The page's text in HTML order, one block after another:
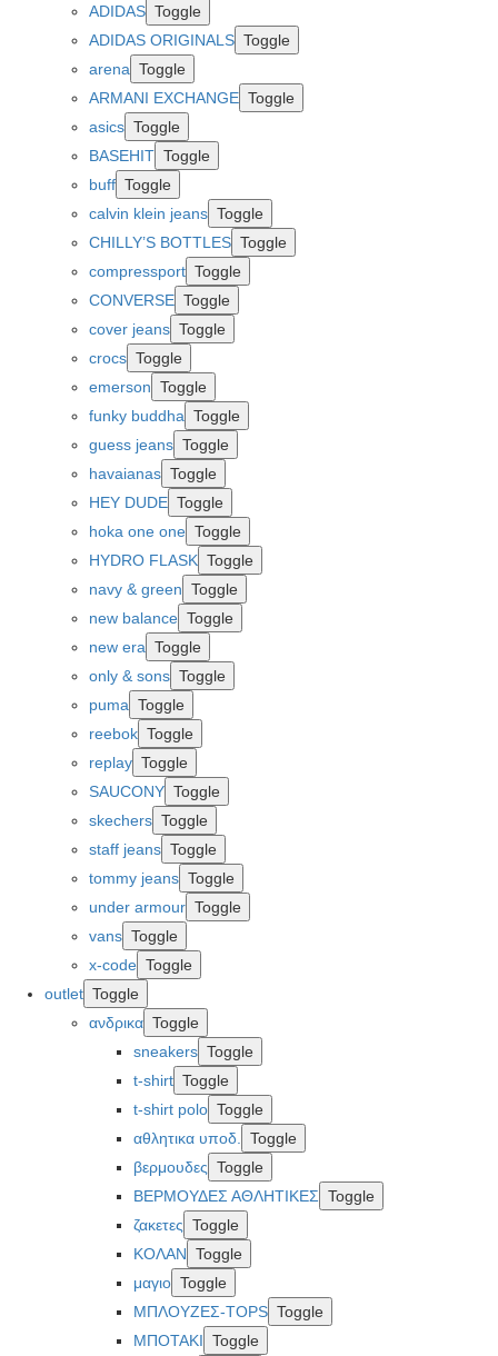
ADIDAS Toggle
ADIDAS ORIGINALS Toggle
arena Toggle
ARMANI EXCHANGE Toggle
asics Toggle
BASEHIT Toggle
buff Toggle
calvin klein jeans Toggle
CHILLY’S BOTTLES Toggle
compressport Toggle
CONVERSE Toggle
cover jeans Toggle
crocs Toggle
emerson Toggle
funky buddha Toggle
guess jeans Toggle
havaianas Toggle
HEY DUDE Toggle
hoka one one Toggle
HYDRO FLASK Toggle
navy & green Toggle
new balance Toggle
new era Toggle
only & sons Toggle
puma Toggle
reebok Toggle
replay Toggle
SAUCONY Toggle
skechers Toggle
staff jeans Toggle
tommy jeans Toggle
under armour Toggle
vans Toggle
x-code Toggle
outlet Toggle
ανδρικα Toggle
sneakers Toggle
t-shirt Toggle
t-shirt polo Toggle
αθλητικα υποδ.
Toggle
βερμουδες Toggle
ΒΕΡΜΟΥΔΕΣ ΑΘΛΗΤΙΚΕΣ Toggle
ζακετες Toggle
ΚΟΛΑΝ Toggle
μαγιο Toggle
ΜΠΛΟΥΖΕΣ-TOPS Toggle
ΜΠΟΤΑΚΙ Toggle